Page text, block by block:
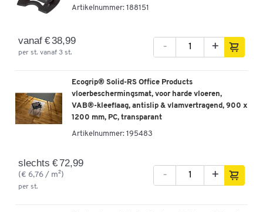
Artikelnummer: 188151
vanaf € 38,99
per st. vanaf 3 st.
- +
Ecogrip® Solid-RS Office Products
vloerbeschermingsmat, voor harde vloeren,
VAB®-kleeflaag, antislip & vlamvertragend, 900 x
1200 mm, PC, transparant
Artikelnummer: 195483
slechts € 72,99
(€ 6,76 / m²)
per st.
- +